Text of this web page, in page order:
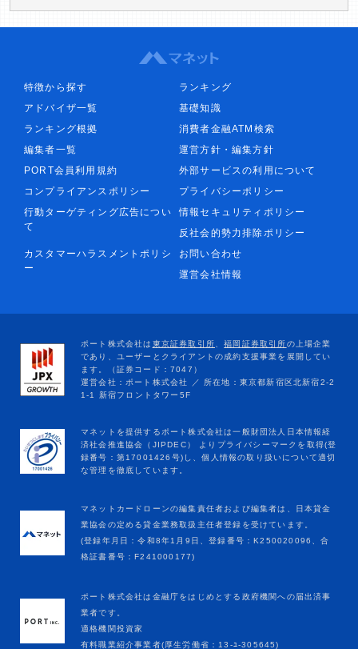
特徴から探す
ランキング
アドバイザ一覧
基礎知識
ランキング根拠
消費者金融ATM検索
編集者一覧
運営方針・編集方針
PORT会員利用規約
外部サービスの利用について
コンプライアンスポリシー
プライバシーポリシー
行動ターゲティング広告につい
て
情報セキュリティポリシー
反社会的勢力排除ポリシー
カスタマーハラスメントポリシ
ー
お問い合わせ
運営会社情報
マネットカードローンの編集責任者および編集者は、日本貸金
業協会の定める貸金業務取扱主任者登録を受けています。
(登録年月日：令和8年1月9日、登録番号：K250020096、合
格証書番号：F241000177)
ポート株式会社は金融庁をはじめとする政府機関への届出済事
業者です。
適格機関投資家
有料職業紹介事業者(厚生労働省：13-ﾕ-305645)